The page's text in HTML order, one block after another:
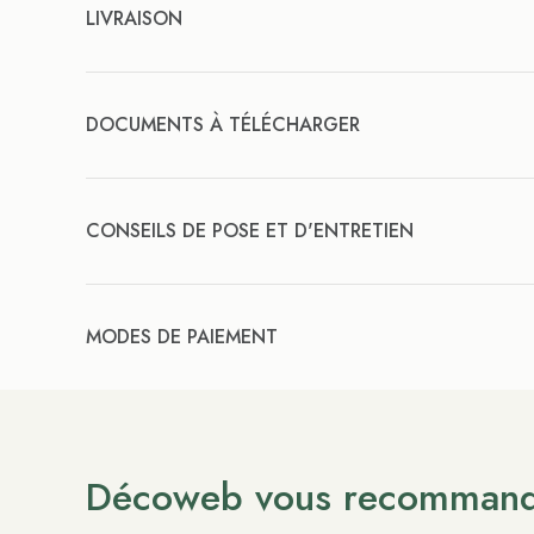
LIVRAISON
DOCUMENTS À TÉLÉCHARGER
CONSEILS DE POSE ET D'ENTRETIEN
MODES DE PAIEMENT
Décoweb vous